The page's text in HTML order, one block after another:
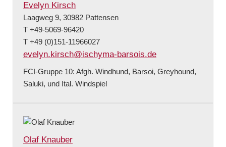
Evelyn Kirsch
Laagweg 9, 30982 Pattensen
T +49-5069-96420
T +49 (0)151-11966027
evelyn.kirsch@ischyma-barsois.de
FCI-Gruppe 10: Afgh. Windhund, Barsoi, Greyhound,
Saluki, und Ital. Windspiel
Olaf Knauber